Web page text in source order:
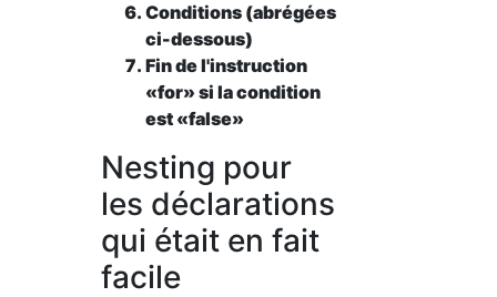
Conditions (abrégées
ci-dessous)
Fin de l'instruction
«for» si la condition
est «false»
Nesting pour
les déclarations
qui était en fait
facile